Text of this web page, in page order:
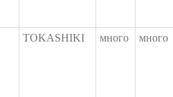
TOKASHIKI много много